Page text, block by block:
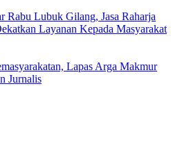
Rabu Lubuk Gilang, Jasa Raharja
Layanan Kepada Masyarakat
Lapas Arga Makmur
Jurnalis